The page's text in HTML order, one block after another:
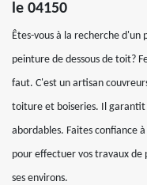
le 04150
Êtes-vous à la recherche d'un
peinture de dessous de toit?
faut. C'est un artisan
toiture et boiseries. Il
abordables. Faites confiance
pour effectuer vos travaux de
ses environs.